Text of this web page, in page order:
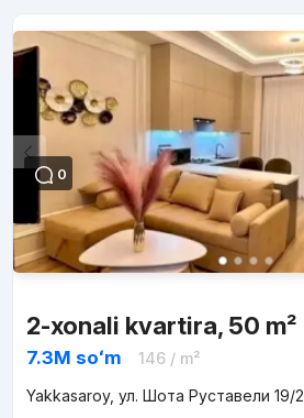
0
2-xonali kvartira, 50 m²
7.3M soʻm 146/ m²
Yakkasaroy, ул. Шота Руставели 19/2